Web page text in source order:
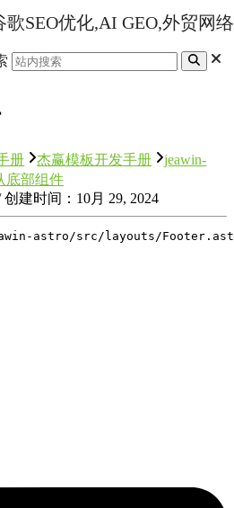
册 杰赢模板开发手册
jeawin-
底部组件
建时间：10月 29, 2024
astro/src/layouts/